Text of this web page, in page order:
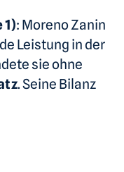
1): Moreno Zanin
Leistung in der
sie ohne
. Seine Bilanz